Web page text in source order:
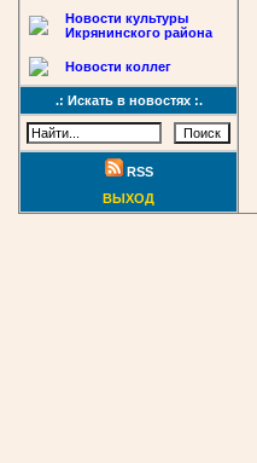
Новости культуры
Икрянинского района
Новости коллег
.: Искать в новостях :.
RSS
ВЫХОД